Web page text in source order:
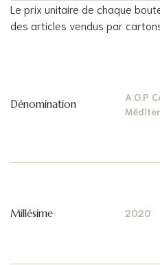
Le prix unitaire de chaque
des articles vendus par
Dénomination
A.O.P
Millésime 2020